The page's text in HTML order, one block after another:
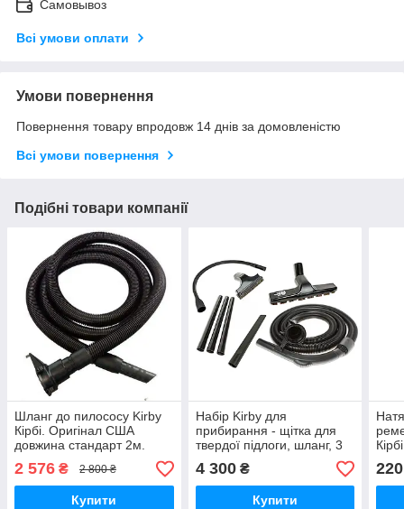
Самовывоз
Всі умови оплати
Умови повернення
Повернення товару впродовж 14 днів за домовленістю
Всі умови повернення
Подібні товари компанії
Шланг до пилососу Kirby
Кірбі. Оригінал США
довжина стандарт 2м.
2 576 ₴ 2 800 ₴
Купити
Набір Kirby для
прибирання - щітка для
твердої підлоги, шланг, 3
трубки, інше
4 300₴
Купити
220